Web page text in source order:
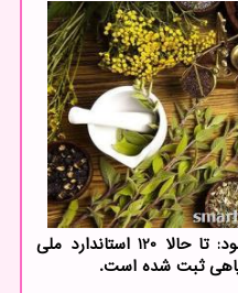
معاونت علمی و فناوری اعلام نمود: تا حالا 120 استاندارد ملی
ثبت شده است.